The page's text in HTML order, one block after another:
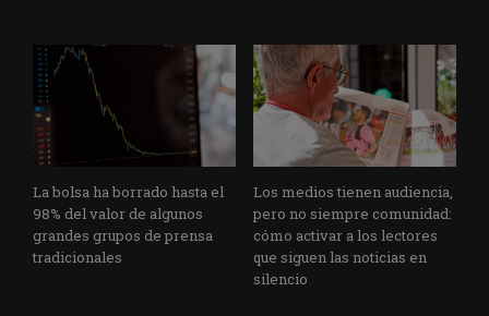
La bolsa ha borrado hasta el
98% del valor de algunos
grandes grupos de prensa
tradicionales
Los medios tienen audiencia,
pero no siempre comunidad:
cómo activar a los lectores
que siguen las noticias en
silencio